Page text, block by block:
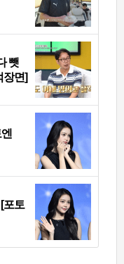
뺏
장면]
포토